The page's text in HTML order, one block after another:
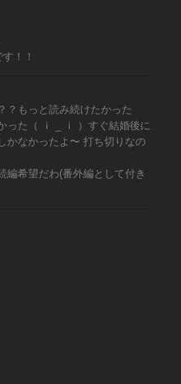
！！
？もっと読み続けたかった
った（ ｉ _ ｉ ）すぐ結婚後に
かなかったよ〜 打ち切りなの
編希望だわ(番外編として付き